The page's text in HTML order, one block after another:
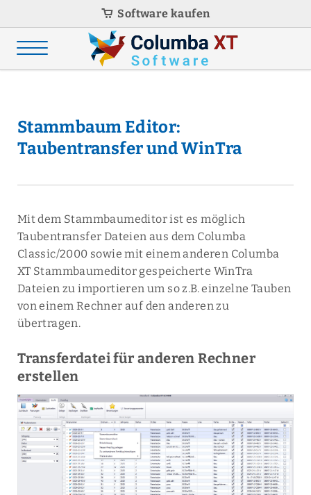
Software kaufen
Stammbaum Editor:
Taubentransfer und WinTra
Mit dem Stammbaumeditor ist es möglich
Taubentransfer Dateien aus dem Columba
Classic/2000 sowie mit einem anderen Columba
XT Stammbaumeditor gespeicherte WinTra
Dateien zu importieren um so z.B. einzelne Tauben
von einem Rechner auf den anderen zu
übertragen.
Transferdatei für anderen Rechner
erstellen